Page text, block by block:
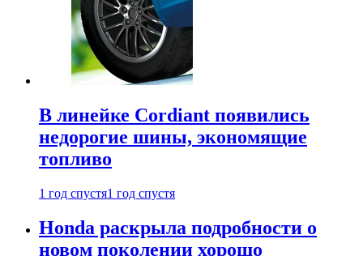
В линейке Cordiant появились
недорогие шины, экономящие
топливо
1 год спустя1 год спустя
Honda раскрыла подробности о
новом поколении хорошо